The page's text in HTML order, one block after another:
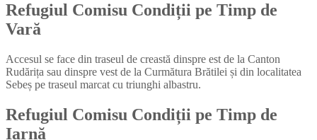
Refugiul Comisu Condiții pe Timp de
Vară
Accesul se face din traseul de creastă dinspre est de la Canton
Rudărița sau dinspre vest de la Curmătura Brătilei și din localitatea
Sebeș pe traseul marcat cu triunghi albastru.
Refugiul Comisu Condiții pe Timp de
Iarnă